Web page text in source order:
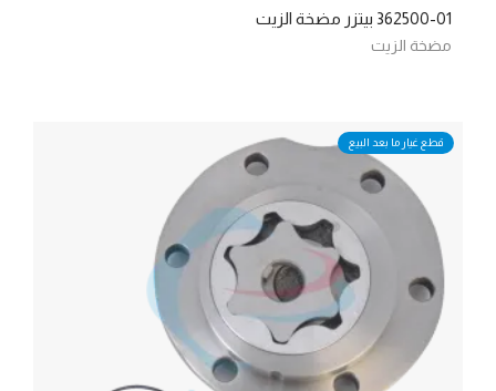
362500-01 بيتزر مضخة الزيت
مضخة الزيت
قطع غيار ما بعد البيع